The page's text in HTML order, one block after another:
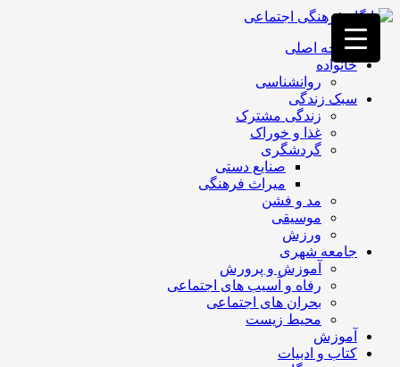
فصد
خون
غرب
تهران
خشکشویی
تصفیه
تهران
صفحه اصلی
خانواده
روانشناسی
سبک زندگی
زندگی مشترک
غذا و خوراک
گردشگری
صنایع دستی
میراث فرهنگی
مد و فشن
موسیقی
ورزش
جامعه شهری
آموزش و پرورش
رفاه و آسیب های اجتماعی
بحران های اجتماعی
محیط زیست
آموزش
کتاب و ادبیات